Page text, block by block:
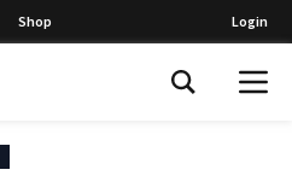
Shop Login